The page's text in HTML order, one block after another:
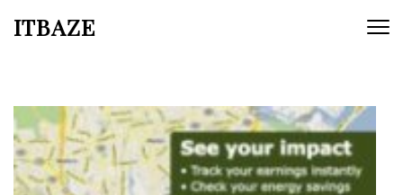
ITBAZE